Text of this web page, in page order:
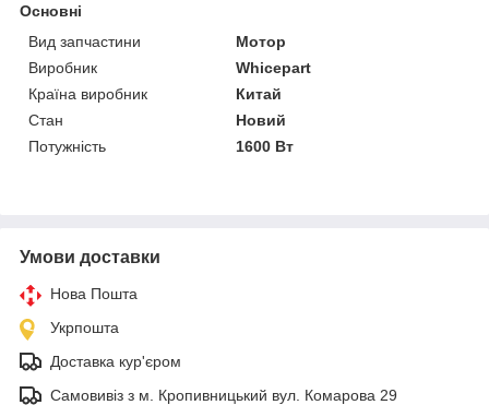
Основні
Вид запчастини
Мотор
Виробник
Whicepart
Країна виробник
Китай
Стан
Новий
Потужність
1600 Вт
Умови доставки
Нова Пошта
Укрпошта
Доставка кур'єром
Самовивіз з м. Кропивницький вул. Комарова 29